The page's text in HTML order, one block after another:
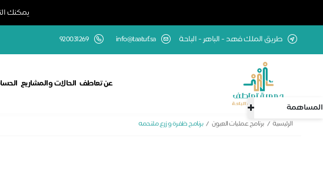
يمكنك
المساهمة
طريق الملك فهد - الباهر - الباحة info@taatuf.sa
920031269
عن تعاطف الحالات والمشاريع
الرئيسية برنامج عمليات العيون برنامج ظفرة و زرع ملتحمه